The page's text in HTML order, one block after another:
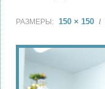
РАЗМЕРЫ: 150 × 150 /